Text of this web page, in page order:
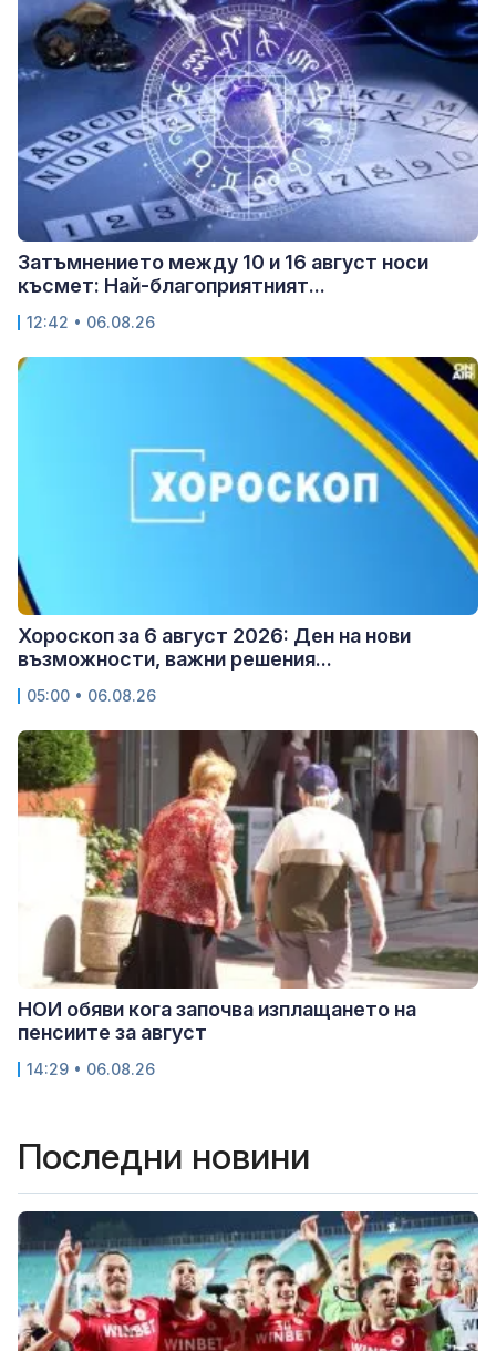
Затъмнението между 10 и 16 август носи
късмет: Най-благоприятният...
12:42 • 06.08.26
Хороскоп за 6 август 2026: Ден на нови
възможности, важни решения...
05:00 • 06.08.26
НОИ обяви кога започва изплащането на
пенсиите за август
14:29 • 06.08.26
Последни новини